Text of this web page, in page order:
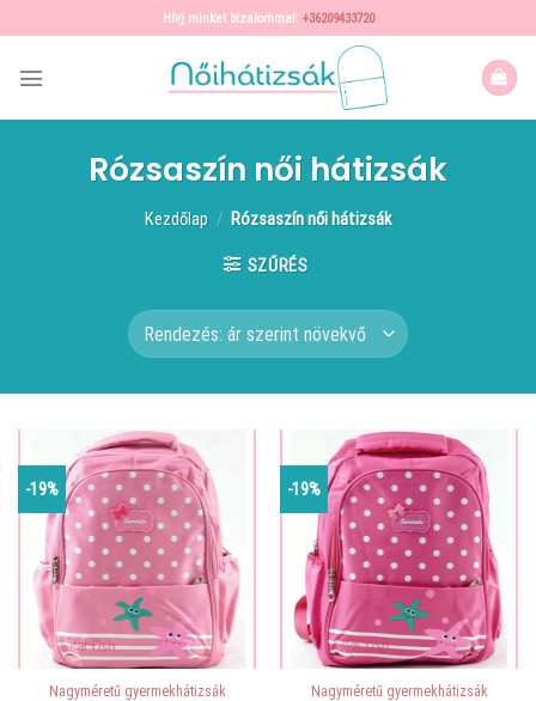
to
content
Hívj minket bizalommal: +36209433720
Rózsaszín női hátizsák
Kezdőlap / Rózsaszín női hátizsák
SZŰRÉS
-19%
Nagyméretű gyermekhátizsák
-19%
Nagyméretű gyermekhátizsák